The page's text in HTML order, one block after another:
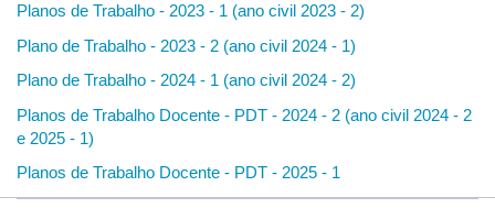
Planos de Trabalho - 2023 - 1 (ano civil 2023 - 2)
Plano de Trabalho - 2023 - 2 (ano civil 2024 - 1)
Plano de Trabalho - 2024 - 1 (ano civil 2024 - 2)
Planos de Trabalho Docente - PDT - 2024 - 2 (ano civil 2024 - 2
e 2025 - 1)
Planos de Trabalho Docente - PDT - 2025 - 1